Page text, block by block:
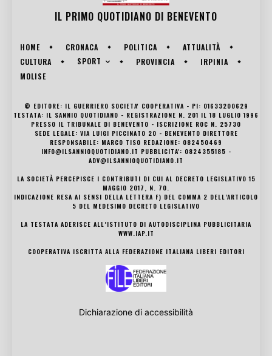
IL PRIMO QUOTIDIANO DI BENEVENTO
HOME CRONACA POLITICA
ATTUALITÀ
CULTURA
SPORT PROVINCIA
IRPINIA
MOLISE
© EDITORE: IL GUERRIERO SOCIETA' COOPERATIVA - PI: 01633200629
TESTATA: IL SANNIO QUOTIDIANO - REGISTRAZIONE N. 201 IL 18 LUGLIO 1996
PRESSO IL TRIBUNALE DI BENEVENTO - ISCRIZIONE ROC N. 25730
SEDE LEGALE: VIA LUIGI PICCINATO 20 - BENEVENTO DIRETTORE
RESPONSABILE: MARCO TISO REDAZIONE: 082450469
INFO@ILSANNIOQUOTIDIANO.IT PUBBLICITA': 0824355185 -
ADV@ILSANNIOQUOTIDIANO.IT
LA SOCIETÀ PERCEPISCE I CONTRIBUTI DI CUI AL DECRETO LEGISLATIVO 15
MAGGIO 2017, N. 70.
INDICAZIONE RESA AI SENSI DELLA LETTERA F) DEL COMMA 2 DELL’ARTICOLO
5 DEL MEDESIMO DECRETO LEGISLATIVO
LA TESTATA ADERISCE ALL’ISTITUTO DI AUTODISCIPLINA PUBBLICITARIA
WWW.IAP.IT
COOPERATIVA ISCRITTA ALLA FEDERAZIONE ITALIANA LIBERI EDITORI
Dichiarazione di accessibilità